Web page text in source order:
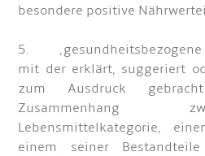
besondere positive
5. ‚gesundheitsbezogene
mit der erklärt, suggeriert
zum Ausdruck
Zusammenhang
Lebensmittelkategorie,
einem seiner